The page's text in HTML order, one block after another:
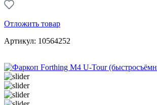
Отложить товар
Артикул: 10564252